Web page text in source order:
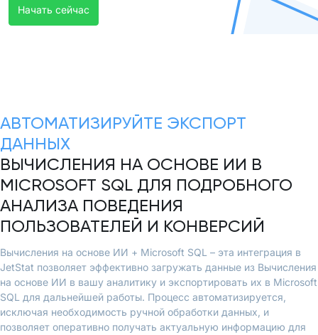
Начать сейчас
АВТОМАТИЗИРУЙТЕ ЭКСПОРТ
ДАННЫХ
ВЫЧИСЛЕНИЯ НА ОСНОВЕ ИИ В
MICROSOFT SQL ДЛЯ ПОДРОБНОГО
АНАЛИЗА ПОВЕДЕНИЯ
ПОЛЬЗОВАТЕЛЕЙ И КОНВЕРСИЙ
Вычисления на основе ИИ + Microsoft SQL – эта интеграция в
JetStat позволяет эффективно загружать данные из Вычисления
на основе ИИ в вашу аналитику и экспортировать их в Microsoft
SQL для дальнейшей работы. Процесс автоматизируется,
исключая необходимость ручной обработки данных, и
позволяет оперативно получать актуальную информацию для